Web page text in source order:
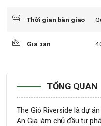
Thời gian bàn giao
Giá bán
TỔNG QUAN
The Gió Riverside là dự
An Gia làm chủ đầu tư